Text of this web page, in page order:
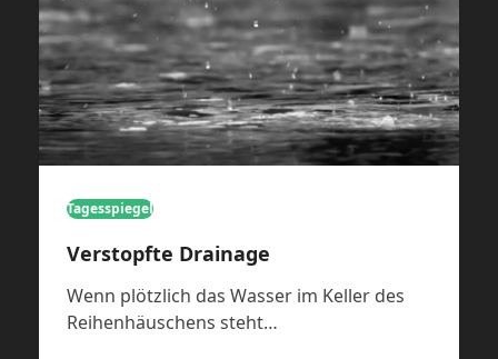
Tagesspiegel
Verstopfte Drainage
Wenn plötzlich das Wasser im Keller des
Reihenhäuschens steht…